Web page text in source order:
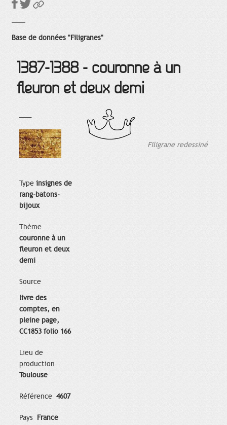
Base de données "Filigranes"
1387-1388 - couronne à un
fleuron et deux demi
Type insignes de
rang-batons-
bijoux
Thème
couronne à un
fleuron et deux
demi
Source
livre des
comptes, en
pleine page,
CC1853 folio 166
Lieu de
production
Toulouse
Référence 4607
Pays France
Filigrane redessiné